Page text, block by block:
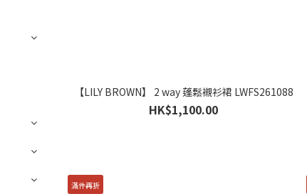
【LILY BROWN】 2 way 蓬鬆襯衫裙 LWFS261088
HK$1,100.00
滿件再折